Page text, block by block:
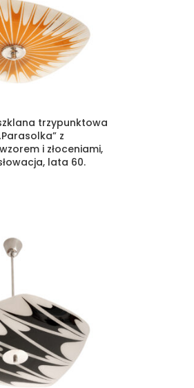
trzypunktowa
z
i złoceniami,
lata 60.